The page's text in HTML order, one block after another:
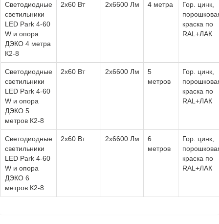
Светодиодные
светильники
LED Park 4-60
W и опора
ДЭКО 4 метра
К2-8
2х60 Вт 2х6600 Лм 4 метра
Гор. цинк,
краска по
RAL+ЛАК
Светодиодные
светильники
LED Park 4-60
W и опора
ДЭКО 5
метров К2-8
2х60 Вт 2х6600 Лм
5
метров
Гор. цинк,
краска по
RAL+ЛАК
Светодиодные
светильники
LED Park 4-60
W и опора
ДЭКО 6
метров К2-8
2х60 Вт 2х6600 Лм
6
метров
Гор. цинк,
краска по
RAL+ЛАК